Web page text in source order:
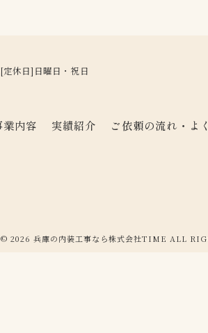
休日]日曜日・祝日
業内容 実績紹介 ご依頼の流れ・よ
© 2026 兵庫の内装工事なら株式会社TIME ALL